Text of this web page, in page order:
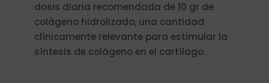
dosis diaria recomendada de 10 gr de
colágeno hidrolizado, una cantidad
clínicamente relevante para estimular la
síntesis de colágeno en el cartílago.